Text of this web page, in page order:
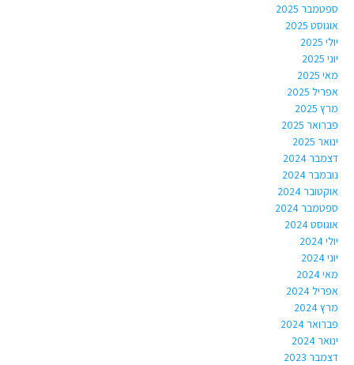
ספטמבר 2025
אוגוסט 2025
יולי 2025
יוני 2025
מאי 2025
אפריל 2025
מרץ 2025
פברואר 2025
ינואר 2025
דצמבר 2024
נובמבר 2024
אוקטובר 2024
ספטמבר 2024
אוגוסט 2024
יולי 2024
יוני 2024
מאי 2024
אפריל 2024
מרץ 2024
פברואר 2024
ינואר 2024
דצמבר 2023